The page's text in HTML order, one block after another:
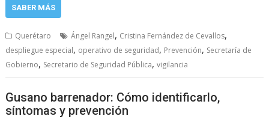
SABER MÁS
Querétaro Ángel Rangel, Cristina Fernández de Cevallos,
despliegue especial, operativo de seguridad, Prevención, Secretaría de
Gobierno, Secretario de Seguridad Pública,vigilancia
Gusano barrenador: Cómo identificarlo,
síntomas y prevención